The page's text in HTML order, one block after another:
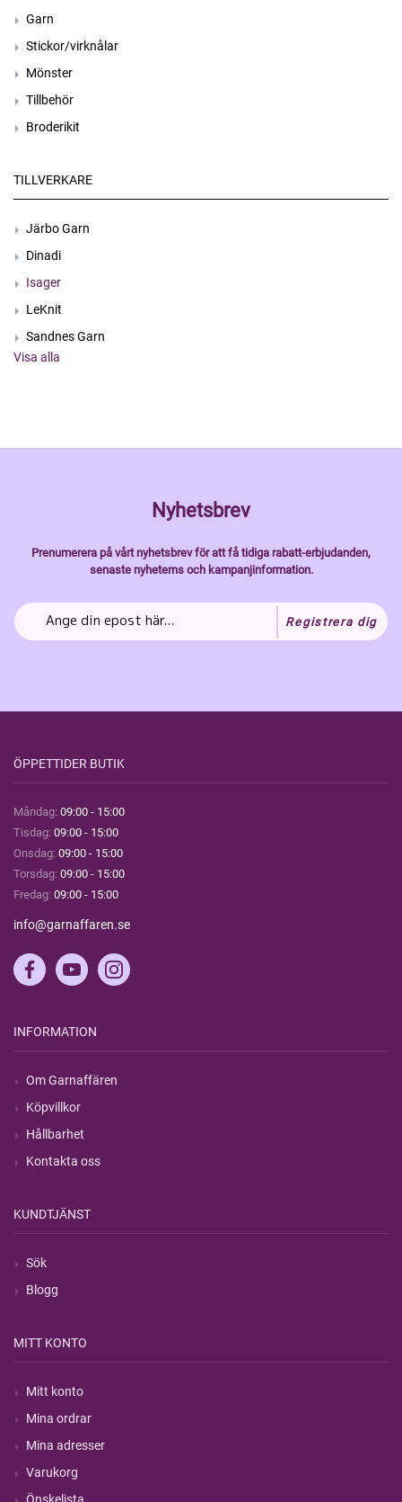
Garn
Stickor/virknålar
Mönster
Tillbehör
Broderikit
TILLVERKARE
Järbo Garn
Dinadi
Isager
LeKnit
Sandnes Garn
Visa alla
Nyhetsbrev
Prenumerera på vårt nyhetsbrev för att få tidiga rabatt-erbjudanden,
senaste nyheterns och kampanjinformation.
Registrera dig
ÖPPETTIDER BUTIK
Måndag: 09:00 - 15:00
Tisdag: 09:00 - 15:00
Onsdag: 09:00 - 15:00
Torsdag: 09:00 - 15:00
Fredag: 09:00 - 15:00
info@garnaffaren.se
INFORMATION
Om Garnaffären
Köpvillkor
Hållbarhet
Kontakta oss
KUNDTJÄNST
Sök
Blogg
MITT KONTO
Mitt konto
Mina ordrar
Mina adresser
Varukorg